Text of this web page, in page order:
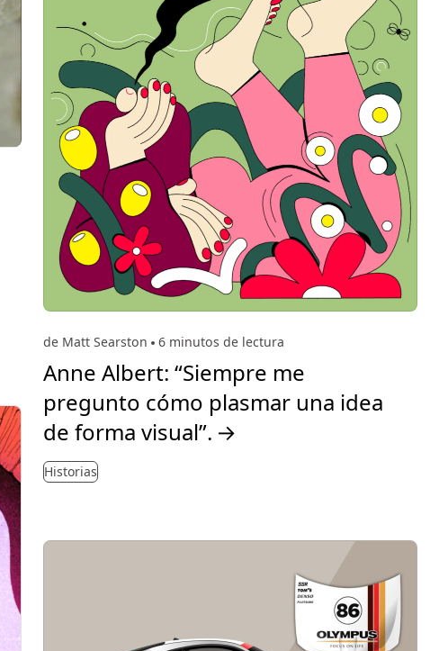
de Matt Searston 6 minutos de lectura
Anne Albert: “Siempre me
pregunto cómo plasmar una idea
de forma visual”. →
Historias